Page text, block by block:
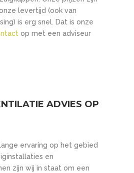
levertijd (ook van
is erg snel. Dat is onze
op met een adviseur
ADVIES OP
ervaring op het gebied
en
zijn wij in staat om een